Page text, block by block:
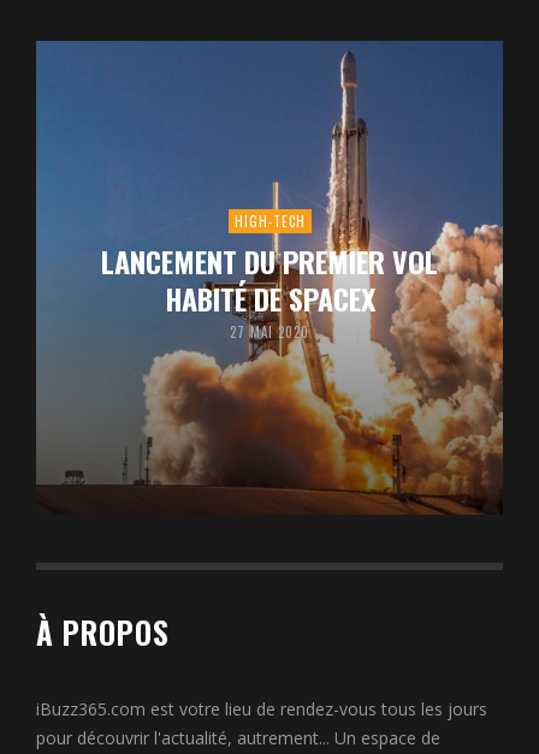
HIGH-TECH
LANCEMENT DU PREMIER VOL
HABITÉ DE SPACEX
27 MAI 2020
À PROPOS
iBuzz365.com est votre lieu de rendez-vous tous les jours
pour découvrir l'actualité, autrement... Un espace de